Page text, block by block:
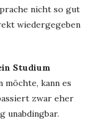
nicht so gut
wiedergegeben
Studium
möchte, kann es
zwar eher
unabdingbar.